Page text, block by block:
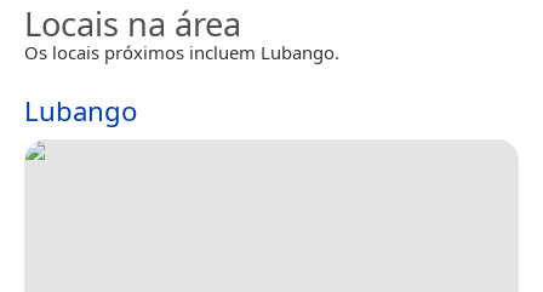
Locais na área
Os locais próximos incluem Lubango.
Lubango